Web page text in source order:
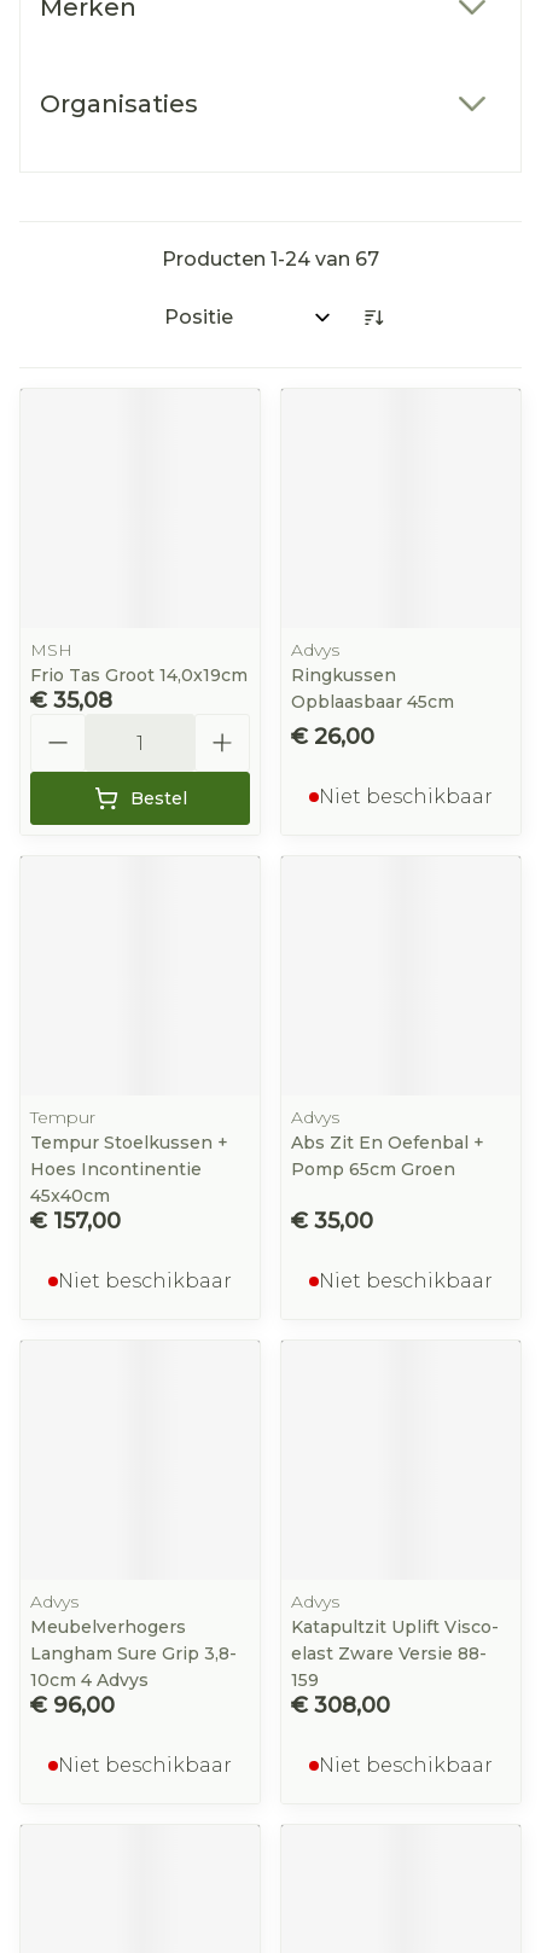
Merken
Organisaties
Producten 1-24 van 67
Sorteer op:
MSH
Frio Tas Groot 14,0x19cm
€ 35,08
Bestel
Advys
Ringkussen
Opblaasbaar 45cm
€ 26,00
Niet beschikbaar
Tempur
Tempur Stoelkussen +
Hoes Incontinentie
45x40cm
€ 157,00
Niet beschikbaar
Advys
Abs Zit En Oefenbal +
Pomp 65cm Groen
€ 35,00
Niet beschikbaar
Advys
Meubelverhogers
Langham Sure Grip 3,8-
10cm 4 Advys
€ 96,00
Niet beschikbaar
Advys
Katapultzit Uplift Visco-
elast Zware Versie 88-
159
€ 308,00
Niet beschikbaar